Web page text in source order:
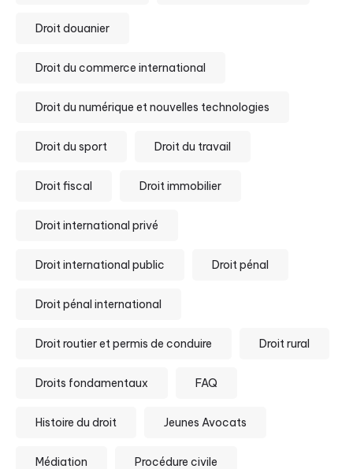
Droit douanier
Droit du commerce international
Droit du numérique et nouvelles technologies
Droit du sport Droit du travail
Droit fiscal Droit immobilier
Droit international privé
Droit international public Droit pénal
Droit pénal international
Droit routier et permis de conduire Droit rural
Droits fondamentaux FAQ
Histoire du droit Jeunes Avocats
Médiation Procédure civile